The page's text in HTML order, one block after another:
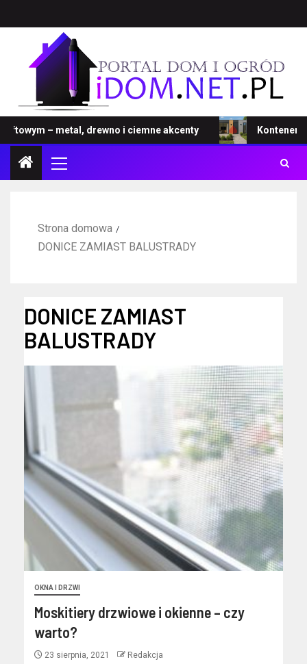
– metal, drewno i ciemne akcenty Kontener –
Strona domowa
DONICE ZAMIAST BALUSTRADY
DONICE ZAMIAST
BALUSTRADY
OKNA I DRZWI
Moskitiery drzwiowe i okienne – czy
warto?
23 sierpnia, 2021 Redakcja